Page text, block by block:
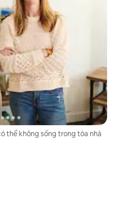
thể không sống trong tòa nhà